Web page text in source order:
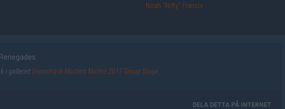
Noah "Nifty" Francis
i galleriet Dreamhack Masters Malmö 2017 Group Stage
DELA DETTA PÅ INTERNET